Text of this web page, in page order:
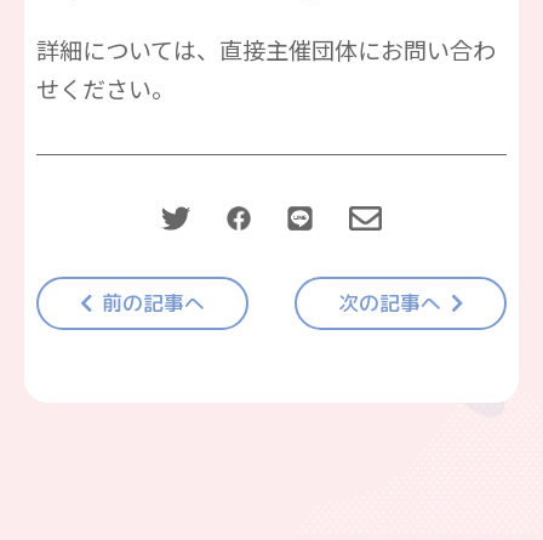
詳細については、直接主催団体にお問い合わ
せください。
前の記事へ 次の記事へ